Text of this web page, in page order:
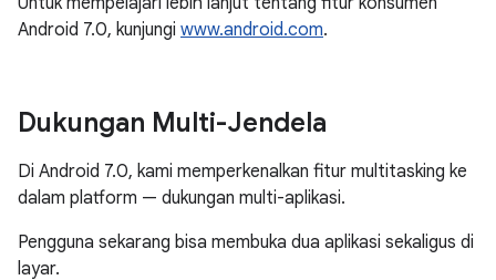
Android 7.0, kunjungi www.android.com.
Dukungan Multi-Jendela
Di Android 7.0, kami memperkenalkan fitur multitasking ke
dalam platform — dukungan multi-aplikasi.
Pengguna sekarang bisa membuka dua aplikasi sekaligus di
layar.